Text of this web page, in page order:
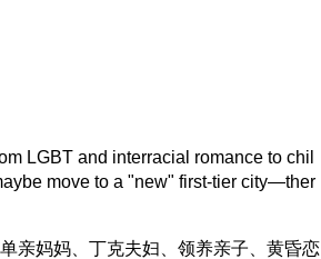
LGBT and interracial romance to chil
move to a "new" first-tier city—ther
亲妈妈、丁克夫妇、领养亲子、黄昏恋